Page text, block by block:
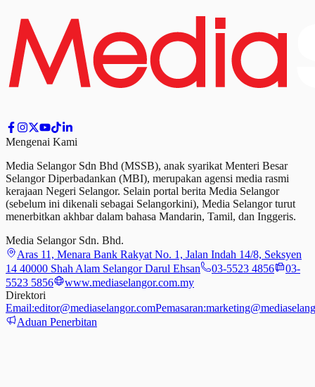
Mengenai Kami
Media Selangor Sdn Bhd (MSSB), anak syarikat Menteri Besar
Selangor Diperbadankan (MBI), merupakan agensi media rasmi
kerajaan Negeri Selangor. Selain portal berita Media Selangor
(sebelum ini dikenali sebagai Selangorkini), Media Selangor turut
menerbitkan akhbar dalam bahasa Mandarin, Tamil, dan Inggeris.
Media Selangor Sdn. Bhd.
Aras 11, Menara Bank Rakyat No. 1, Jalan Indah 14/8, Seksyen
14 40000 Shah Alam Selangor Darul Ehsan
03-5523 4856
03-
5523 5856
www.mediaselangor.com.my
Direktori
Email:editor@mediaselangor.comPemasaran:
Aduan Penerbitan